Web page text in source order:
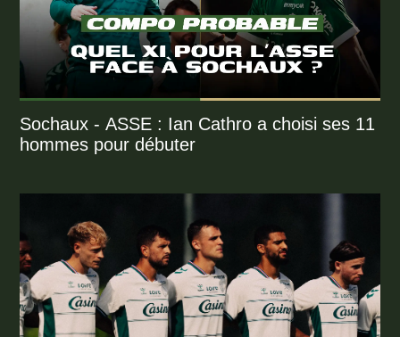
Sochaux - ASSE : Ian Cathro a choisi ses 11
hommes pour débuter